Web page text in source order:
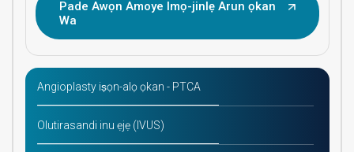
Pade Awọn Amoye Imọ-jinlẹ Arun ọkan
Wa
Angioplasty iṣọn-alọ ọkan - PTCA
Olutirasandi inu ẹjẹ (IVUS)